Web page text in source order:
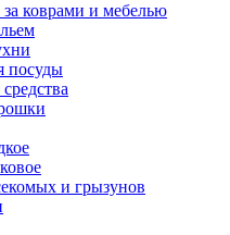
за коврами и мебелью
посуды
и грызунов